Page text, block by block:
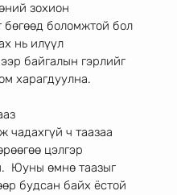
зохион
бөгөөд боломжтой бол
нь илүүл
байгалын гэрлийг
харагдуулна.
чадахгүй ч таазаа
цэлгэр
Юуны өмнө таазыг
будсан байх ёстой